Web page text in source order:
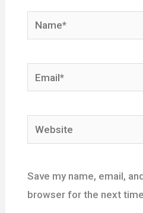
Name*
Email*
Website
Save my name, email,
browser for the next